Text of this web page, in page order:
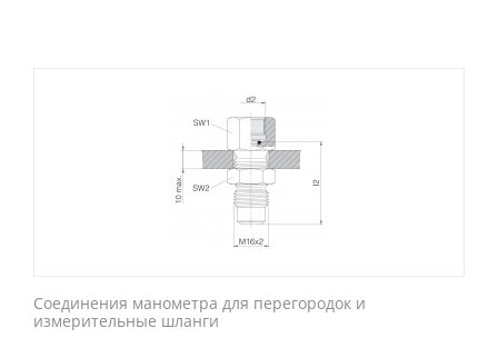
Соединения манометра для перегородок и
измерительные шланги